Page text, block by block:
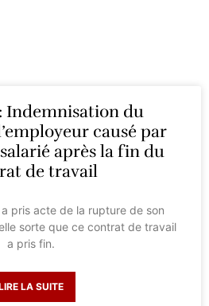
: Indemnisation du
causé par
après la fin du
de travail
pris acte de la rupture de son
sorte que ce contrat de travail
a pris fin.
LA SUITE